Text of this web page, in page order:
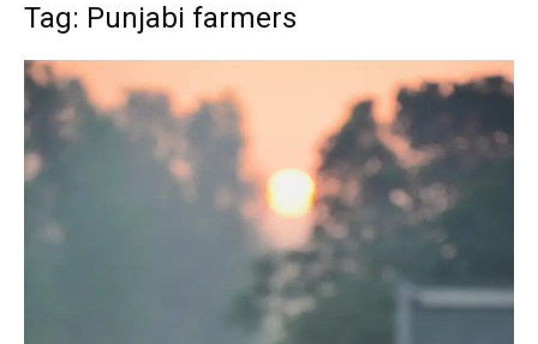
Tag: Punjabi farmers